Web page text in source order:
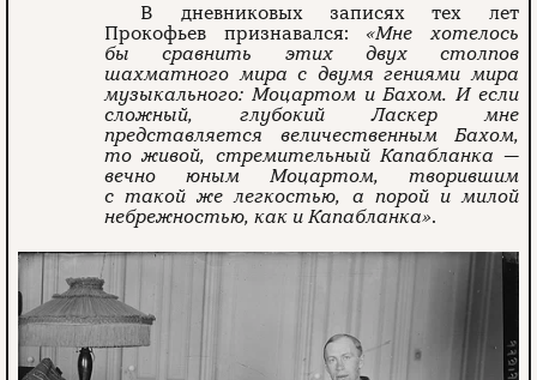
В дневниковых записях тех лет
Прокофьев признавался: «Мне хотелось
бы сравнить этих двух столпов
шахматного мира с двумя гениями мира
музыкального: Моцартом и Бахом. И если
сложный, глубокий Ласкер мне
представляется величественным Бахом,
то живой, стремительный Капабланка —
вечно юным Моцартом, творившим
с такой же легкостью, а порой и милой
небрежностью, как и Капабланка».